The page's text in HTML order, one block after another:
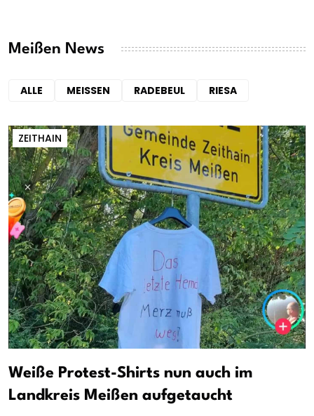
Meißen News
ALLE MEISSEN RADEBEUL RIESA
ZEITHAIN
Weiße Protest-Shirts nun auch im
Landkreis Meißen aufgetaucht